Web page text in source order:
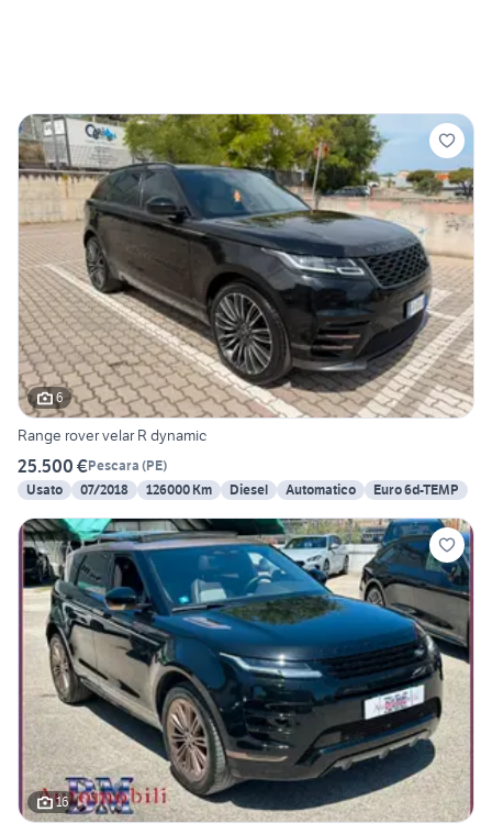
6
Range rover velar R dynamic
25.500 €Pescara (PE)
Usato
07/2018 126000 Km Diesel Automatico Euro 6d-TEMP
16